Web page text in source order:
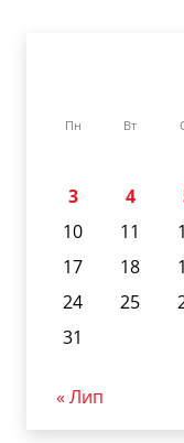
Пн Вт
3
4
10
11
17
18
24
25
31
« Лип